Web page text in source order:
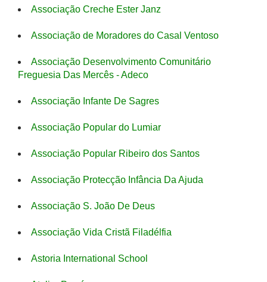
Associação Creche Ester Janz
Associação de Moradores do Casal Ventoso
Associação Desenvolvimento Comunitário
Freguesia Das Mercês - Adeco
Associação Infante De Sagres
Associação Popular do Lumiar
Associação Popular Ribeiro dos Santos
Associação Protecção Infância Da Ajuda
Associação S. João De Deus
Associação Vida Cristã Filadélfia
Astoria International School